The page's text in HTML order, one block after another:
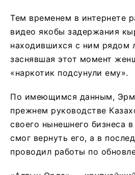
Тем временем в интернете
видео якобы задержания
находившихся с ним рядом
заснявшая этот момент
«наркотик подсунули ему».
По имеющимся данным,
прежнем руководстве
своего нынешнего бизнеса
смог вернуть его, а в
проводил работы по